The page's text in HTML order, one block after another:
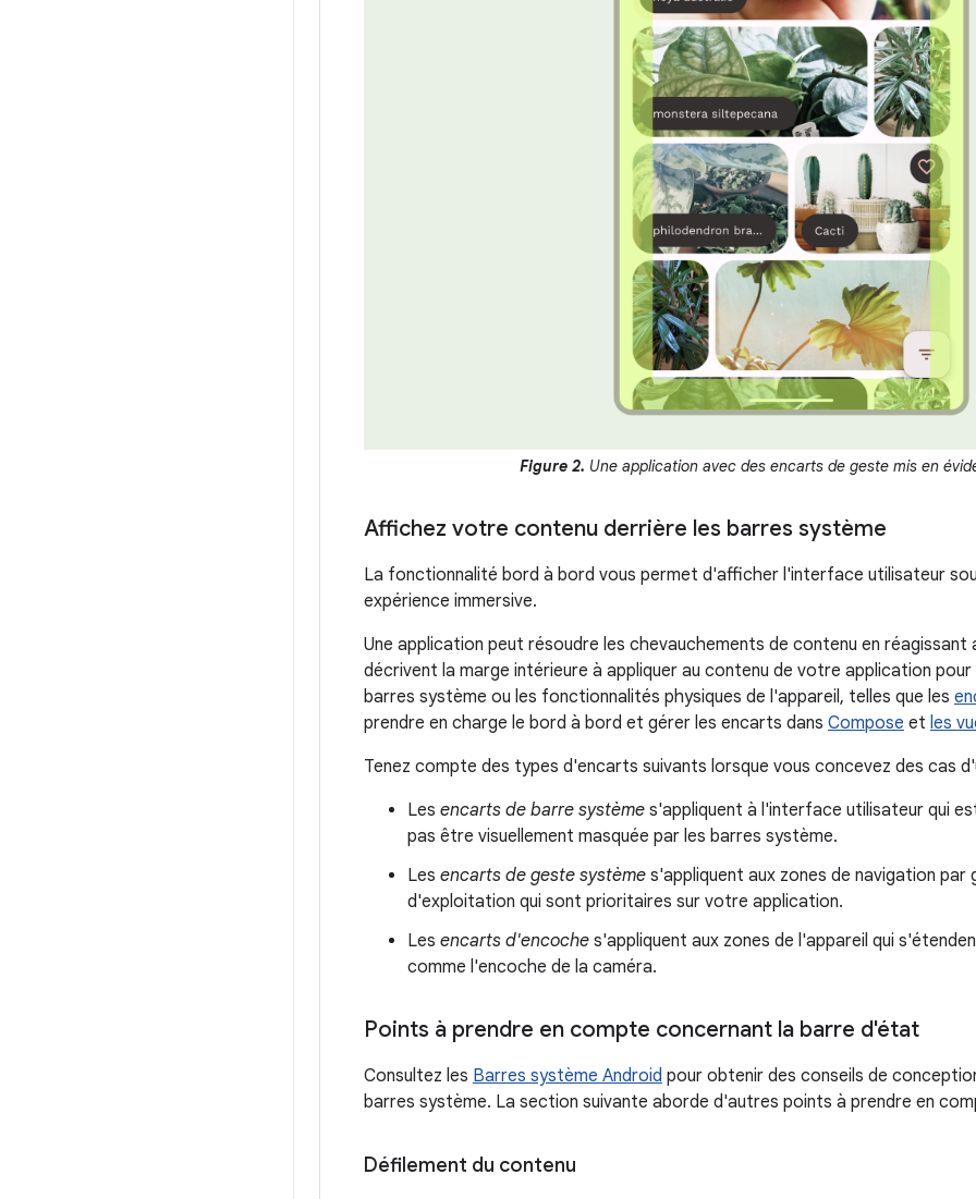
Figure 2. Une application avec des encarts de geste mis en
Affichez votre contenu derrière les barres système
La fonctionnalité bord à bord vous permet d'afficher l'interface utilisateur
expérience immersive.
Une application peut résoudre les chevauchements de contenu en réagissant
décrivent la marge intérieure à appliquer au contenu de votre application
barres système ou les fonctionnalités physiques de l'appareil, telles que les
prendre en charge le bord à bord et gérer les encarts dans Compose et les
Tenez compte des types d'encarts suivants lorsque vous concevez des cas
Les encarts de barre système s'appliquent à l'interface utilisateur qui
pas être visuellement masquée par les barres système.
Les encarts de geste système s'appliquent aux zones de navigation
d'exploitation qui sont prioritaires sur votre application.
Les encarts d'encoche s'appliquent aux zones de l'appareil qui
comme l'encoche de la caméra.
Points à prendre en compte concernant la barre d'état
Consultez les Barres système Android pour obtenir des conseils de
barres système. La section suivante aborde d'autres points à prendre en
Défilement du contenu